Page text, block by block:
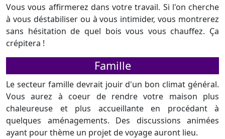
Vous vous affirmerez dans votre travail. Si l'on cherche
à vous déstabiliser ou à vous intimider, vous montrerez
sans hésitation de quel bois vous vous chauffez. Ça
crépitera !
Famille
Le secteur famille devrait jouir d'un bon climat général.
Vous aurez à coeur de rendre votre maison plus
chaleureuse et plus accueillante en procédant à
quelques aménagements. Des discussions animées
ayant pour thème un projet de voyage auront lieu.